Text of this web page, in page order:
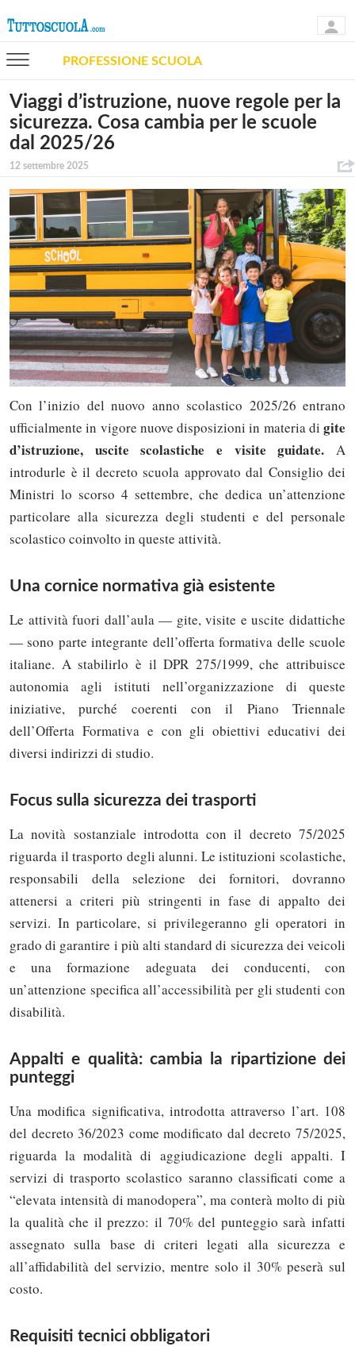
PROFESSIONE SCUOLA
Viaggi d’istruzione, nuove regole per la
sicurezza. Cosa cambia per le scuole
dal 2025/26
12 settembre 2025
Con l’inizio del nuovo anno scolastico 2025/26 entrano
ufficialmente in vigore nuove disposizioni in materia di gite
d’istruzione, uscite scolastiche e visite guidate. A
introdurle è il decreto scuola approvato dal Consiglio dei
Ministri lo scorso 4 settembre, che dedica un’attenzione
particolare alla sicurezza degli studenti e del personale
scolastico coinvolto in queste attività.
Una cornice normativa già esistente
Le attività fuori dall’aula — gite, visite e uscite didattiche
— sono parte integrante dell’offerta formativa delle scuole
italiane. A stabilirlo è il DPR 275/1999, che attribuisce
autonomia agli istituti nell’organizzazione di queste
iniziative, purché coerenti con il Piano Triennale
dell’Offerta Formativa e con gli obiettivi educativi dei
diversi indirizzi di studio.
Focus sulla sicurezza dei trasporti
La novità sostanziale introdotta con il decreto 75/2025
riguarda il trasporto degli alunni. Le istituzioni scolastiche,
responsabili della selezione dei fornitori, dovranno
attenersi a criteri più stringenti in fase di appalto dei
servizi. In particolare, si privilegeranno gli operatori in
grado di garantire i più alti standard di sicurezza dei veicoli
e una formazione adeguata dei conducenti, con
un’attenzione specifica all’accessibilità per gli studenti con
disabilità.
Appalti e qualità: cambia la ripartizione dei
punteggi
Una modifica significativa, introdotta attraverso l’art. 108
del decreto 36/2023 come modificato dal decreto 75/2025,
riguarda la modalità di aggiudicazione degli appalti. I
servizi di trasporto scolastico saranno classificati come a
“elevata intensità di manodopera”, ma conterà molto di più
la qualità che il prezzo: il 70% del punteggio sarà infatti
assegnato sulla base di criteri legati alla sicurezza e
all’affidabilità del servizio, mentre solo il 30% peserà sul
costo.
Requisiti tecnici obbligatori